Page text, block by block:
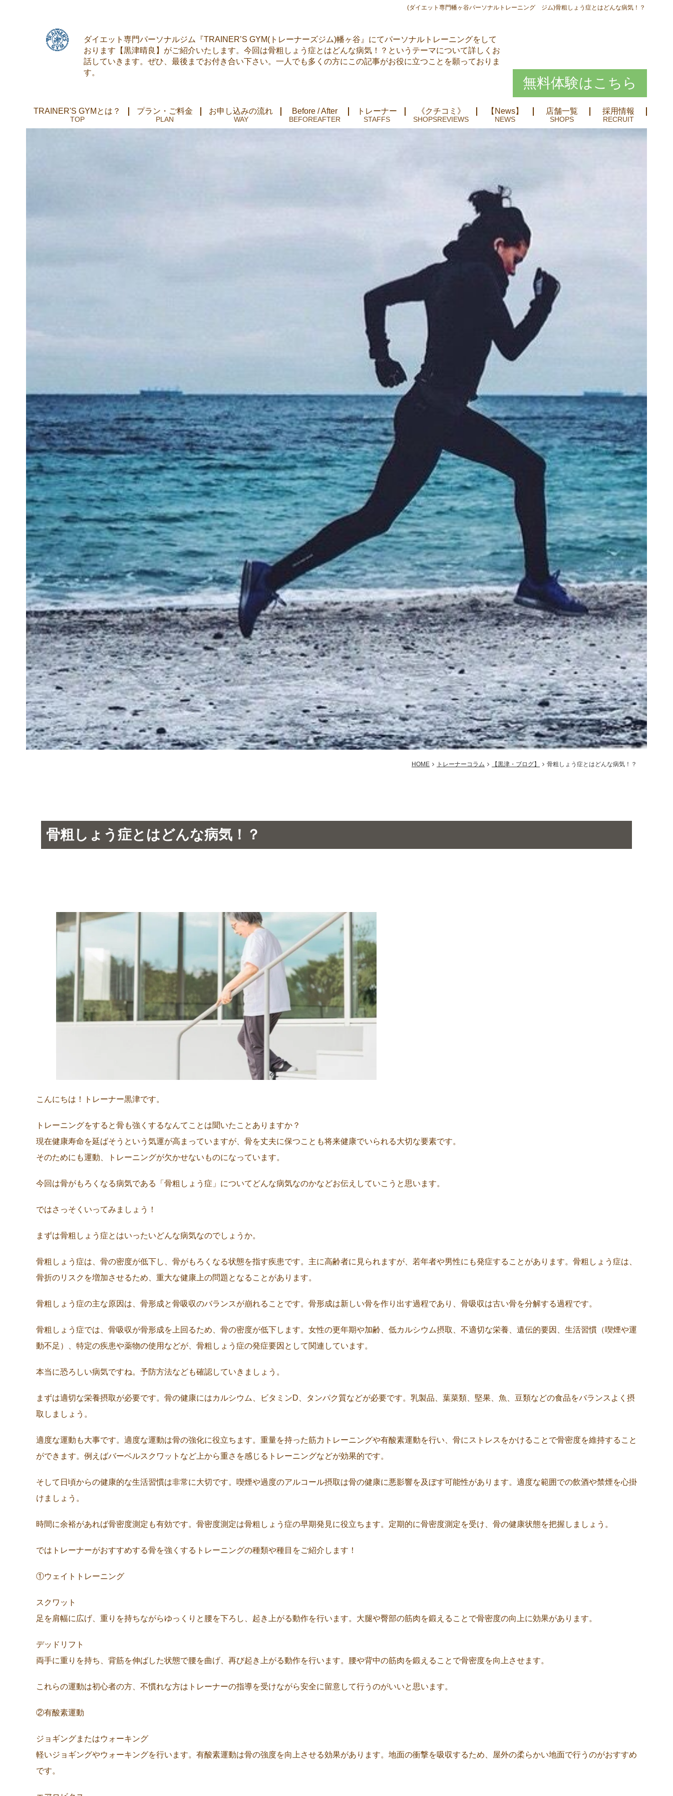
(ダイエット専門幡ヶ谷パーソナルトレーニング ジム)骨粗しょう症とはどんな病気！？
ダイエット専門パーソナルジム『TRAINER’S GYM(トレーナーズジム)幡ヶ谷』にてパーソナルトレーニングをして
おります【黒津晴良】がご紹介いたします。今回は骨粗しょう症とはどんな病気！？というテーマについて詳しくお
話していきます。ぜひ、最後までお付き合い下さい。一人でも多くの方にこの記事がお役に立つことを願っておりま
す。
無料体験はこちら
TRAINER'S GYMとは？ プラン・ご料金 お申し込みの流れ Before / After トレーナー 《クチコミ》 【News】 店舗一覧 採用情報
HOME トレーナーコラム 【黒津・ブログ】 骨粗しょう症とはどんな病気！？
骨粗しょう症とはどんな病気！？
こんにちは！トレーナー黒津です。
トレーニングをすると骨も強くするなんてことは聞いたことありますか？
現在健康寿命を延ばそうという気運が高まっていますが、骨を丈夫に保つことも将来健康でいられる大切な要素です。
そのためにも運動、トレーニングが欠かせないものになっています。
今回は骨がもろくなる病気である「骨粗しょう症」についてどんな病気なのかなどお伝えしていこうと思います。
ではさっそくいってみましょう！
まずは骨粗しょう症とはいったいどんな病気なのでしょうか。
骨粗しょう症は、骨の密度が低下し、骨がもろくなる状態を指す疾患です。主に高齢者に見られますが、若年者や男性にも発症することがあります。骨粗しょう症は、
骨折のリスクを増加させるため、重大な健康上の問題となることがあります。
骨粗しょう症の主な原因は、骨形成と骨吸収のバランスが崩れることです。骨形成は新しい骨を作り出す過程であり、骨吸収は古い骨を分解する過程です。
骨粗しょう症では、骨吸収が骨形成を上回るため、骨の密度が低下します。女性の更年期や加齢、低カルシウム摂取、不適切な栄養、遺伝的要因、生活習慣（喫煙や運
動不足）、特定の疾患や薬物の使用などが、骨粗しょう症の発症要因として関連しています。
本当に恐ろしい病気ですね。予防方法なども確認していきましょう。
まずは適切な栄養摂取が必要です。骨の健康にはカルシウム、ビタミンD、タンパク質などが必要です。乳製品、葉菜類、堅果、魚、豆類などの食品をバランスよく摂
取しましょう。
適度な運動も大事です。適度な運動は骨の強化に役立ちます。重量を持った筋力トレーニングや有酸素運動を行い、骨にストレスをかけることで骨密度を維持すること
ができます。例えばバーベルスクワットなど上から重さを感じるトレーニングなどが効果的です。
そして日頃からの健康的な生活習慣は非常に大切です。喫煙や過度のアルコール摂取は骨の健康に悪影響を及ぼす可能性があります。適度な範囲での飲酒や禁煙を心掛
けましょう。
時間に余裕があれば骨密度測定も有効です。骨密度測定は骨粗しょう症の早期発見に役立ちます。定期的に骨密度測定を受け、骨の健康状態を把握しましょう。
ではトレーナーがおすすめする骨を強くするトレーニングの種類や種目をご紹介します！
①ウェイトトレーニング
スクワット
足を肩幅に広げ、重りを持ちながらゆっくりと腰を下ろし、起き上がる動作を行います。大腿や臀部の筋肉を鍛えることで骨密度の向上に効果があります。
デッドリフト
両手に重りを持ち、背筋を伸ばした状態で腰を曲げ、再び起き上がる動作を行います。腰や背中の筋肉を鍛えることで骨密度を向上させます。
これらの運動は初心者の方、不慣れな方はトレーナーの指導を受けながら安全に留意して行うのがいいと思います。
②有酸素運動
ジョギングまたはウォーキング
軽いジョギングやウォーキングを行います。有酸素運動は骨の強度を向上させる効果があります。地面の衝撃を吸収するため、屋外の柔らかい地面で行うのがおすすめ
です。